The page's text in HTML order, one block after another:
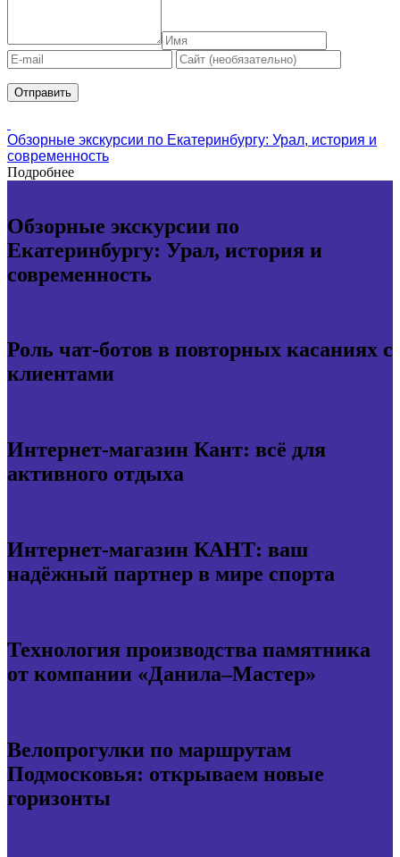
Обзорные экскурсии по Екатеринбургу: Урал, история и
современность
Подробнее
Обзорные экскурсии по
Екатеринбургу: Урал, история и
современность
Роль чат-ботов в повторных касаниях с
клиентами
Интернет-магазин Кант: всё для
активного отдыха
Интернет-магазин КАНТ: ваш
надёжный партнер в мире спорта
Технология производства памятника
от компании «Данила–Мастер»
Велопрогулки по маршрутам
Подмосковья: открываем новые
горизонты